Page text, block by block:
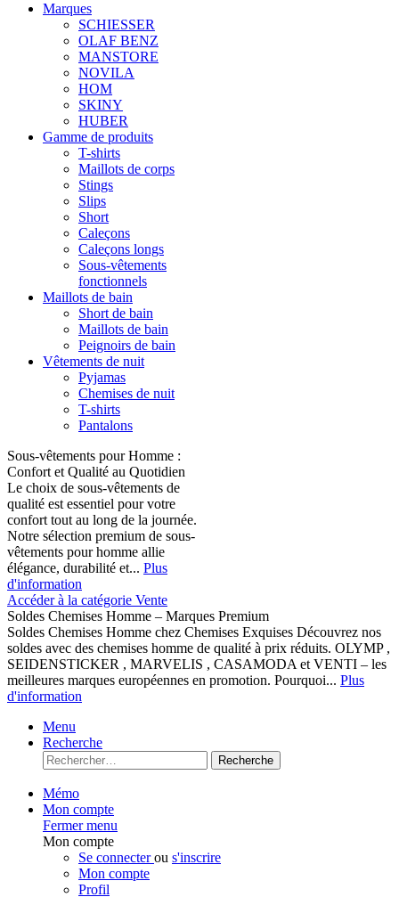
Marques
SCHIESSER
OLAF BENZ
MANSTORE
NOVILA
HOM
SKINY
HUBER
Gamme de produits
T-shirts
Maillots de corps
Stings
Slips
Short
Caleçons
Caleçons longs
Sous-vêtements
fonctionnels
Maillots de bain
Short de bain
Maillots de bain
Peignoirs de bain
Vêtements de nuit
Pyjamas
Chemises de nuit
T-shirts
Pantalons
Sous-vêtements pour Homme :
Confort et Qualité au Quotidien
Le choix de sous-vêtements de
qualité est essentiel pour votre
confort tout au long de la journée.
Notre sélection premium de sous-
vêtements pour homme allie
élégance, durabilité et... Plus
d'information
Accéder à la catégorie Vente
Soldes Chemises Homme – Marques Premium
Soldes Chemises Homme chez Chemises Exquises Découvrez nos
soldes avec des chemises homme de qualité à prix réduits. OLYMP ,
SEIDENSTICKER , MARVELIS , CASAMODA et VENTI – les
meilleures marques européennes en promotion. Pourquoi... Plus
d'information
Menu
Recherche
Recherche
Mémo
Mon compte
Fermer menu
Mon compte
Se connecterou s'inscrire
Mon compte
Profil